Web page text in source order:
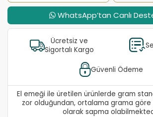
WhatsApp’tan Canlı
Ücretsiz ve
Sigortalı Kargo
Güvenli Ödeme
El emeği ile üretilen ürünlerde gram
zor olduğundan, ortalama grama göre
olarak sapma